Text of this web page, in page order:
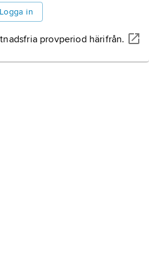
Logga in
provperiod härifrån.